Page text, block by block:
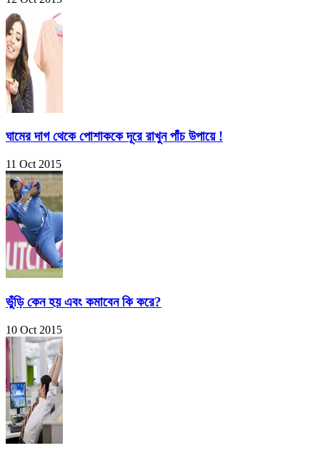
ঘামের দাগ থেকে পোশাককে দূরে রাখুন পাঁচ উপায়ে !
11 Oct 2015
ভুঁড়ি কেন হয় এবং কমাবেন কি করে?
10 Oct 2015